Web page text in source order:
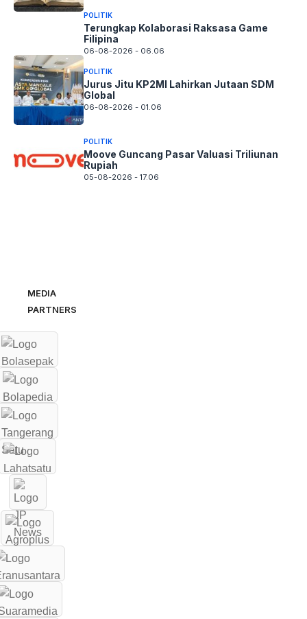
POLITIK
Terungkap Kolaborasi Raksasa Game
Filipina
06-08-2026 - 06.06
POLITIK
Jurus Jitu KP2MI Lahirkan Jutaan SDM
Global
06-08-2026 - 01.06
POLITIK
Moove Guncang Pasar Valuasi Triliunan
Rupiah
05-08-2026 - 17.06
MEDIA
PARTNERS